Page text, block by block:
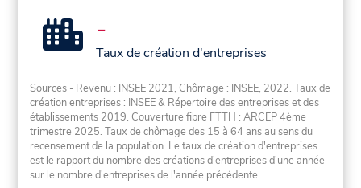
-
Taux de création d'entreprises
Sources - Revenu : INSEE 2021, Chômage : INSEE, 2022. Taux de
création entreprises : INSEE & Répertoire des entreprises et des
établissements 2019. Couverture fibre FTTH : ARCEP 4ème
trimestre 2025. Taux de chômage des 15 à 64 ans au sens du
recensement de la population. Le taux de création d'entreprises
est le rapport du nombre des créations d'entreprises d'une année
sur le nombre d'entreprises de l'année précédente.